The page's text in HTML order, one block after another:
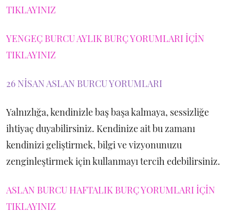
TIKLAYINIZ
YENGEÇ BURCU AYLIK BURÇ YORUMLARI İÇİN
TIKLAYINIZ
26 NİSAN ASLAN BURCU YORUMLARI
Yalnızlığa, kendinizle baş başa kalmaya, sessizliğe
ihtiyaç duyabilirsiniz. Kendinize ait bu zamanı
kendinizi geliştirmek, bilgi ve vizyonunuzu
zenginleştirmek için kullanmayı tercih edebilirsiniz.
ASLAN BURCU HAFTALIK BURÇ YORUMLARI İÇİN
TIKLAYINIZ